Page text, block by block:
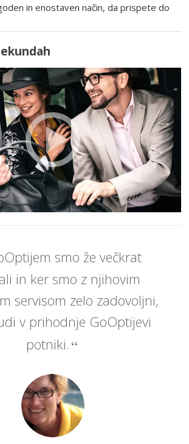
in enostaven način, da prispete do
smo že večkrat
in ker smo z njihovim
servisom zelo zadovoljni,
v prihodnje GoOptijevi
potniki.